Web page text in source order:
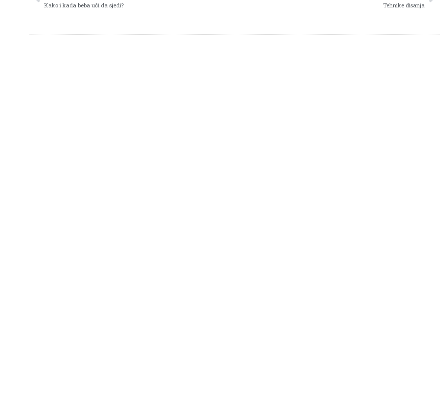
Kako i kada beba uči da sjedi? Tehnike disanja